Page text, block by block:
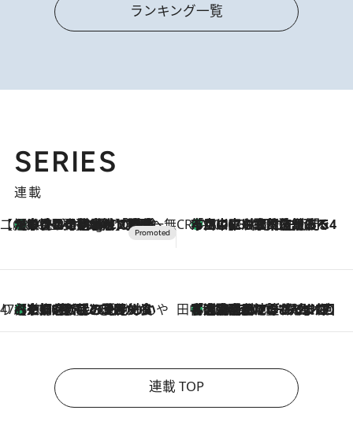
ランキング一覧
SERIES
連載
【CREA×星野リゾート】唯一無二。癒しと発見が待つ場所へ
10 Hours Ago
【トンボの足水浴】ヒノキの香りに包まれて涼感マックス！約13℃の湧水かけ流しを避暑地「星野温泉 トンボの湯」で体験 CREA'S CHOICE
2026.8.7
「立川にも歌舞伎があるんだよ」 片岡仁左衛門・市川中車ら豪華座組みで4年目の立川立飛歌舞伎へ
47都道府県の手みやげ ひんやりスイーツで夏を満喫
2026.8.7
【京都府】この夏絶対食べたい 冷やしておいしいおやつ3選 ひと口目から心を掴む新緑のテリーヌ 田中稲の勝手に再ブーム
2026.8.7
「湘南乃風に憧れて」観客大盛上がりの“タオル回し”に、ラッパー顔負けの高速歌唱まで…さだまさし（74）のアグレッシブすぎる現在地
連載 TOP